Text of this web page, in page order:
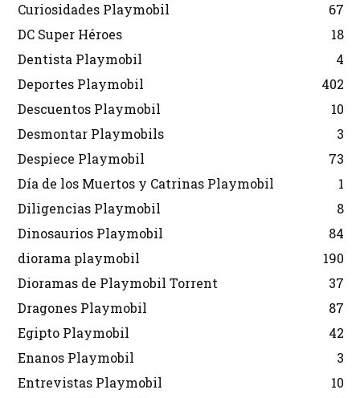
Curiosidades Playmobil
67
DC Super Héroes
18
Dentista Playmobil
4
Deportes Playmobil
402
Descuentos Playmobil
10
Desmontar Playmobils
3
Despiece Playmobil
73
Día de los Muertos y Catrinas Playmobil
1
Diligencias Playmobil
8
Dinosaurios Playmobil
84
diorama playmobil
190
Dioramas de Playmobil Torrent
37
Dragones Playmobil
87
Egipto Playmobil
42
Enanos Playmobil
3
Entrevistas Playmobil
10